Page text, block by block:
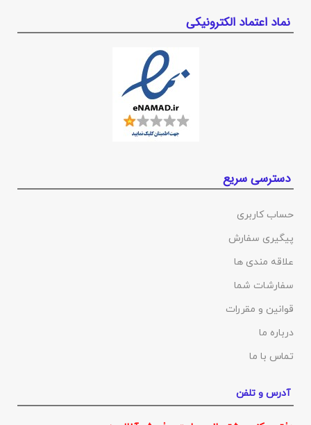
نماد اعتماد الکترونیکی
دسترسی سریع
حساب کاربری
پیگیری سفارش
علاقه مندی ها
سفارشات شما
قوانین و مقررات
درباره ما
تماس با ما
آدرس و تلفن